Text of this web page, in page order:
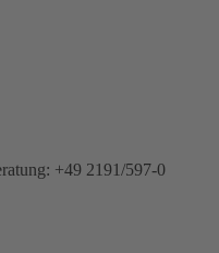
+49 2191/597-0